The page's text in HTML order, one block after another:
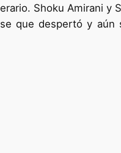
Shoku Amirani y
que despertó y